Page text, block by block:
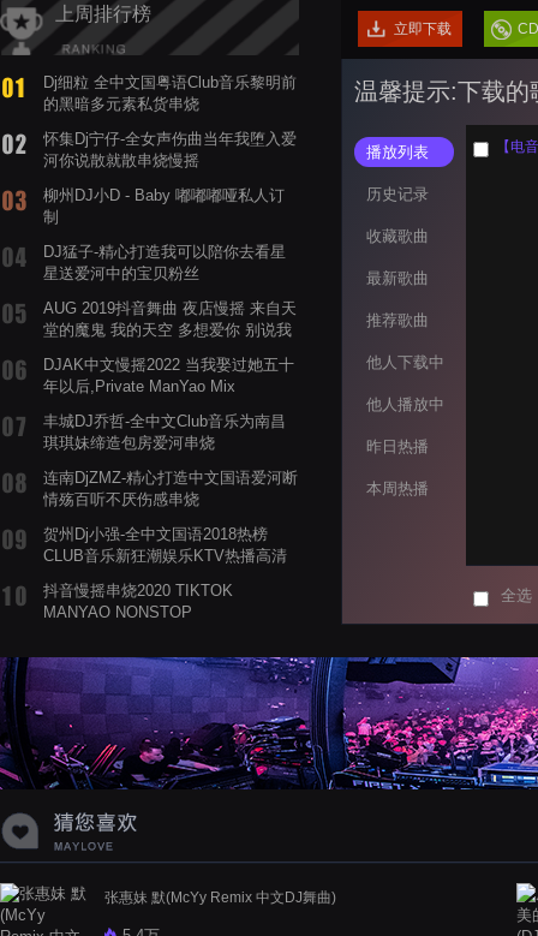
上周排行榜
Dj细粒 全中文国粤语Club音乐黎明前
的黑暗多元素私货串烧
怀集Dj宁仔-全女声伤曲当年我堕入爱
河你说散就散串烧慢摇
柳州DJ小D - Baby 嘟嘟嘟哑私人订
制
DJ猛子-精心打造我可以陪你去看星
星送爱河中的宝贝粉丝
AUG 2019抖音舞曲 夜店慢摇 来自天
堂的魔鬼 我的天空 多想爱你 别说我
DJAK中文慢摇2022 当我娶过她五十
年以后,Private ManYao Mix
丰城DJ乔哲-全中文Club音乐为南昌
琪琪妹缔造包房爱河串烧
连南DjZMZ-精心打造中文国语爱河断
情殇百听不厌伤感串烧
贺州Dj小强-全中文国语2018热榜
CLUB音乐新狂潮娱乐KTV热播高清
抖音慢摇串烧2020 TIKTOK
MANYAO NONSTOP
蝉爸爸妈妈爱存在夏天的风是想你的
声音啊
立即下载
温馨提示:下载的
播放列表
历史记录
收藏歌曲
最新歌曲
推荐歌曲
他人下载中
他人播放中
昨日热播
本周热播
【电
全选
张惠妹 默(McYy Remix 中文DJ舞曲)